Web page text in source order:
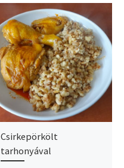
Csirkepörkölt
tarhonyával